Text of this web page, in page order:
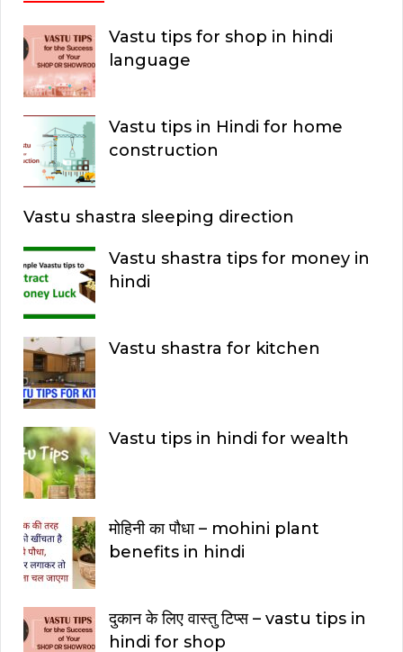
Vastu tips for shop in hindi
language
Vastu tips in Hindi for home
construction
Vastu shastra sleeping direction
Vastu shastra tips for money in
hindi
Vastu shastra for kitchen
Vastu tips in hindi for wealth
मोहिनी का पौधा – mohini plant
benefits in hindi
दुकान के लिए वास्तु टिप्स – vastu tips in
hindi for shop